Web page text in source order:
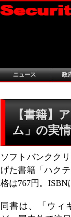
ニュース 政
【書籍】
ム」の実
ソフトバンクク
げた書籍「ハク
格は767円。ISBN
同書は、「ウィ